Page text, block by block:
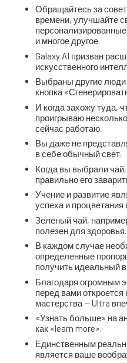
Обращайтесь за
времени, улучшайте
и многое другое.
Galaxy AI призван
искусственного
Выбраны другие люди
кнопка
И когда захожу туда,
проигрываю
сейчас работаю.
Вы даже не
в себе обычный свет.
Когда вы выбрали
правильно его
Учение и развитие
успеха и
Зеленый чай,
полезен для здоровья.
В каждом случае
определенные
получить идеальный
Благодаря огромным
перед вами
мастерства — Ultra
«Узнать больше» на
как «learn more».
Единственным
является ваше